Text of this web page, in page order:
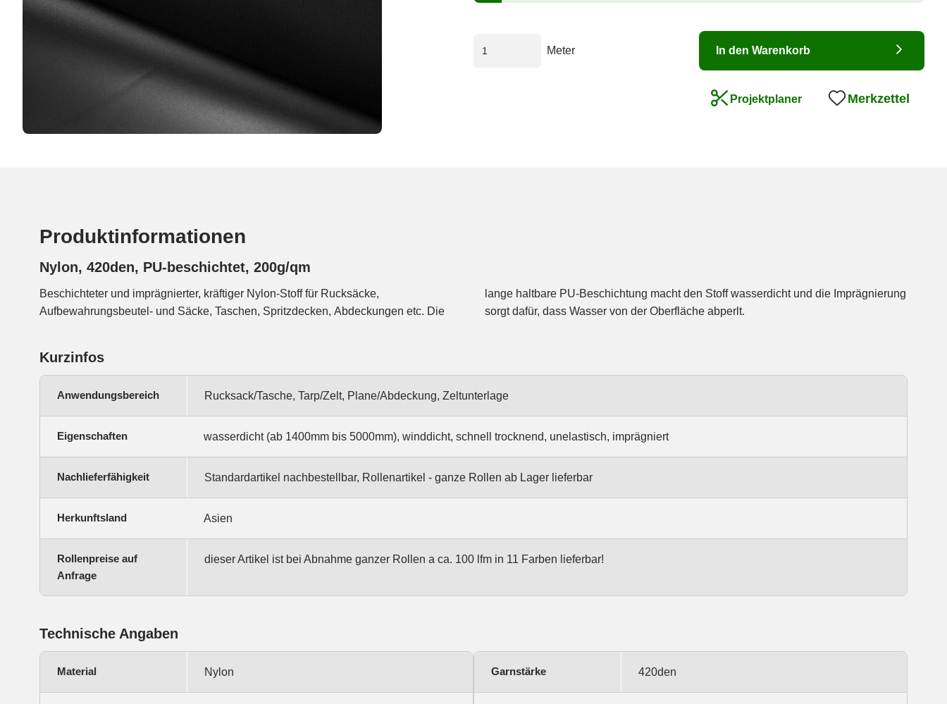
Meter In den Warenkorb
Projektplaner Merkzettel
Produktinformationen
Nylon, 420den, PU-beschichtet, 200g/qm
Beschichteter und imprägnierter, kräftiger Nylon-Stoff für Rucksäcke,
Aufbewahrungsbeutel- und Säcke, Taschen, Spritzdecken, Abdeckungen etc. Die
lange haltbare PU-Beschichtung macht den Stoff wasserdicht und die Imprägnierung
sorgt dafür, dass Wasser von der Oberfläche abperlt.
Kurzinfos
Anwendungsbereich Rucksack/Tasche, Tarp/Zelt, Plane/Abdeckung, Zeltunterlage
Eigenschaften wasserdicht (ab 1400mm bis 5000mm), winddicht, schnell trocknend, unelastisch, imprägniert
Nachlieferfähigkeit Standardartikel nachbestellbar, Rollenartikel - ganze Rollen ab Lager lieferbar
Herkunftsland Asien
Rollenpreise auf
Anfrage
dieser Artikel ist bei Abnahme ganzer Rollen a ca. 100 lfm in 11 Farben lieferbar!
Technische Angaben
Material Nylon Garnstärke 420den